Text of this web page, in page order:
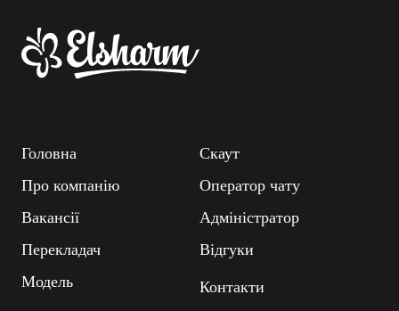
Головна
Про компанію
Вакансії
Перекладач
Модель
Скаут
Оператор чату
Адміністратор
Відгуки
Контакти